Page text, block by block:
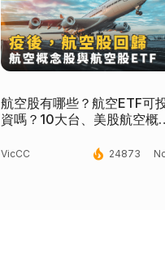
航空股有哪些？航空ETF可
資嗎？10大台、美股航空概
VicCC local_fire_department 24873